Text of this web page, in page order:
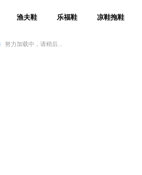
渔夫鞋 乐福鞋 凉鞋拖鞋
努力加载中，请稍后...